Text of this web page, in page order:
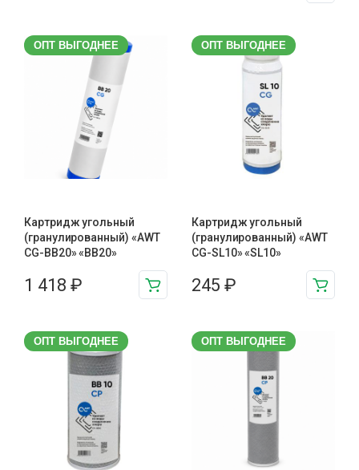
ОПТ ВЫГОДНЕЕ
Картридж угольный
(гранулированный) «AWT
CG-BB20» «BB20»
1 418 ₽
ОПТ ВЫГОДНЕЕ
Картридж угольный
(гранулированный) «AWT
CG-SL10» «SL10»
245 ₽
ОПТ ВЫГОДНЕЕ ОПТ ВЫГОДНЕЕ